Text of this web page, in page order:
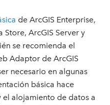
de ArcGIS Enterprise,
Store, ArcGIS Server y
se recomienda el
Adaptor de ArcGIS
necesario en algunas
básica hace
alojamiento de datos a